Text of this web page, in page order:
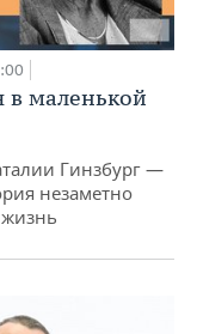
в маленькой
Гинзбург —
незаметно